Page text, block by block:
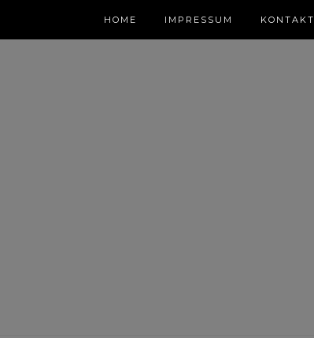
HOME IMPRESSUM KONTAKT